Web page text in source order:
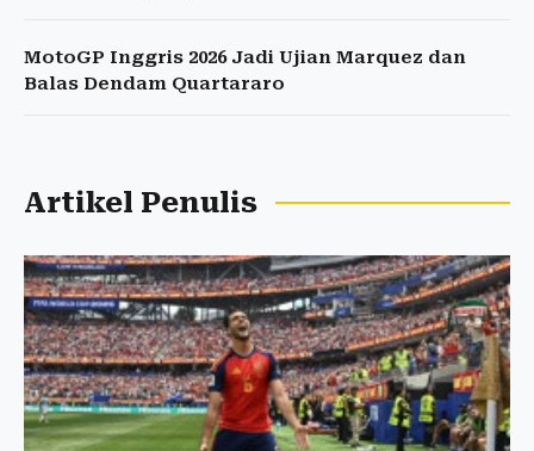
MotoGP Inggris 2026 Jadi Ujian Marquez dan
Balas Dendam Quartararo
Artikel Penulis